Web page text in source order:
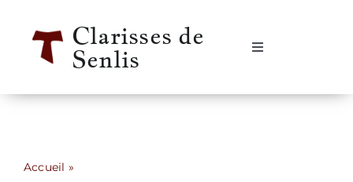
contenu
Clarisses de
Senlis
Navigation
Accueil »